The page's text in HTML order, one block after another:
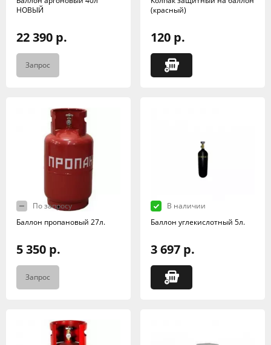
НОВЫЙ
22 390 р.
Запрос
(красный)
120 р.
По запросу
Баллон пропановый 27л.
5 350 р.
Запрос
В наличии
Баллон углекислотный 5л.
3 697 р.